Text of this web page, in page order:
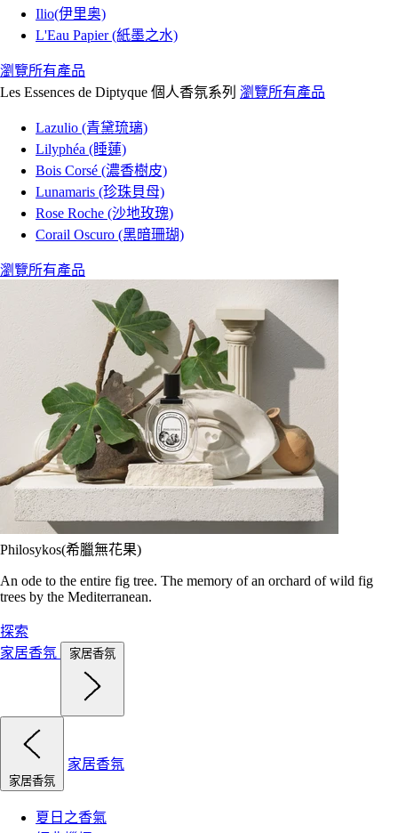
Ilio(伊里奥)
L'Eau Papier (紙墨之水)
瀏覽所有產品
Les Essences de Diptyque 個人香氛系列 瀏覽所有產品
Lazulio (青黛琉璃)
Lilyphéa (睡蓮)
Bois Corsé (濃香樹皮)
Lunamaris (珍珠貝母)
Rose Roche (沙地玫瑰)
Corail Oscuro (黑暗珊瑚)
瀏覽所有產品
Philosykos(希臘無花果)
An ode to the entire fig tree. The memory of an orchard of wild fig
trees by the Mediterranean.
探索
家居香氛
家居香氛
家居香氛
家居香氛
夏日之香氣